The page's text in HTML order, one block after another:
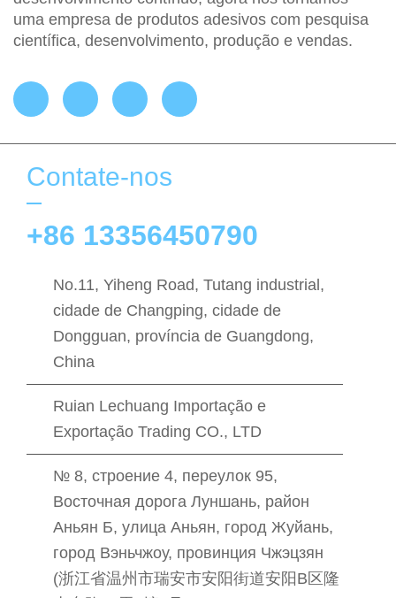
uma empresa de produtos adesivos com pesquisa
científica, desenvolvimento, produção e vendas.
Contate-nos
+86 13356450790
No.11, Yiheng Road, Tutang industrial,
cidade de Changping, cidade de
Dongguan, província de Guangdong,
China
Ruian Lechuang Importação e
Exportação Trading CO., LTD
№ 8, строение 4, переулок 95,
Восточная дорога Луншань, район
Аньян Б, улица Аньян, город Жуйань,
город Вэньчжоу, провинция Чжэцзян
(浙江省温州市瑞安市安阳街道安阳B区隆